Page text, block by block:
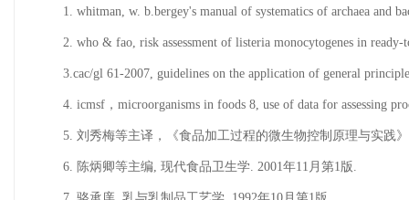
1. whitman, w. b.bergey's manual of systematics of archaea and
2. who & fao, risk assessment of listeria monocytogenes in ready-
3.cac/gl 61-2007, guidelines on the application of general
4. icmsf，microorganisms in foods 8, use of data for assessing
5. 刘秀梅等主译，《食品加工过程的微生物控制原理与实践》
6. 陈炳卿等主编, 现代食品卫生学. 2001年11月第1版.